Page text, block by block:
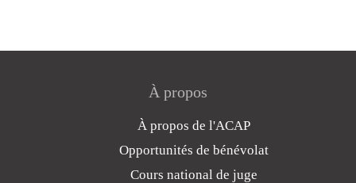
À propos
À propos de l'ACAP
Opportunités de bénévolat
Cours national de juge